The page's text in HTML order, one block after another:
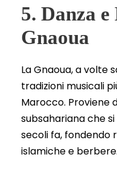
5. Danza
Gnaoua
La Gnaoua, a volte
tradizioni musicali
Marocco. Proviene
subsahariana che
secoli fa, fondendo
islamiche e berbere.